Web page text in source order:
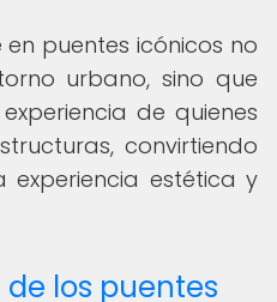
puentes icónicos no
urbano, sino que
de quienes
convirtiendo
estética y
los puentes